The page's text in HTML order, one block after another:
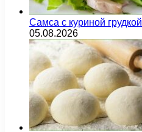
Самса с куриной грудкой
05.08.2026